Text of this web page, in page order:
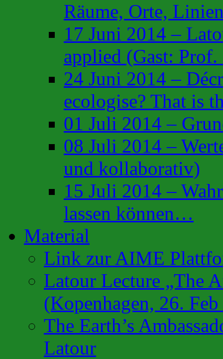
Räume, Orte,
17 Juni 2014 –
applied (Gast:
24 Juni 2014 –
ecologise? That is
01 Juli 2014 –
08 Juli 2014 –
und kollaborativ)
15 Juli 2014 –
lassen können…
Material
Link zur AIME
Latour Lecture „The
(Kopenhagen, 26.
The Earth’s
Latour